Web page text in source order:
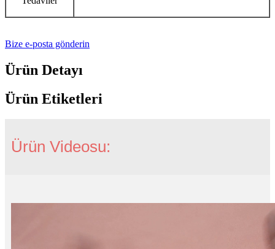
Bize e-posta gönderin
Ürün Detayı
Ürün Etiketleri
Ürün Videosu: